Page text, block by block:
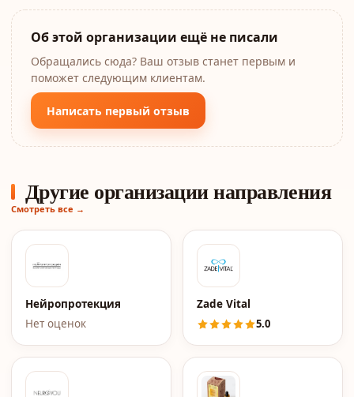
Об этой организации ещё не писали
Обращались сюда? Ваш отзыв станет первым и
поможет следующим клиентам.
Написать первый отзыв
Другие организации направления
Смотреть все →
Нейропротекция
Нет оценок
Zade Vital
5.0